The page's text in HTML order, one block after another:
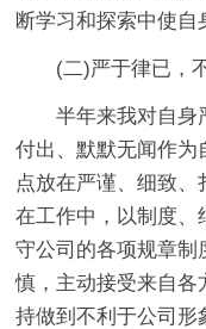
断学习和探索中使自
(二)严于律已，
半年来我对自身
付出、默默无闻作为
点放在严谨、细致、
在工作中，以制度、
守公司的各项规章制
慎，主动接受来自各
持做到不利于公司形